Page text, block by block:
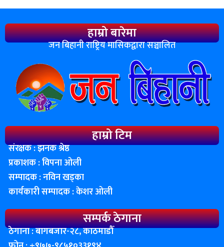
हाम्रो बारेमा
जन बिहानी राष्ट्रिय मासिकद्वारा सञ्चालित
हाम्रो टिम
संरक्षक : झनक श्रेष्ठ
प्रकाशक : विपना ओली
सम्पादक : नविन खड्का
कार्यकारी सम्पादक : केशर ओली
सम्पर्क ठेगाना
ठेगाना : बागबजार-२८, काठमाडाैँ